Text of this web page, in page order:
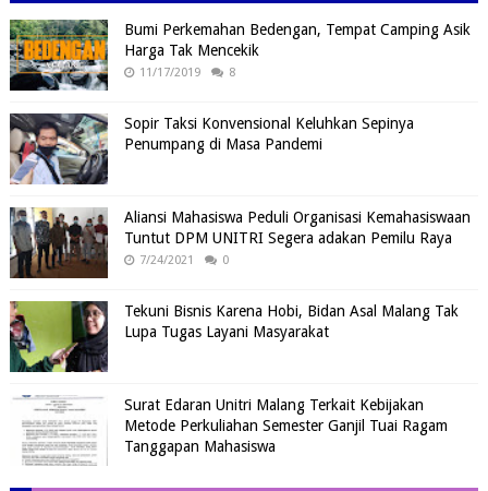
Bumi Perkemahan Bedengan, Tempat Camping Asik
Harga Tak Mencekik
11/17/2019 8
Sopir Taksi Konvensional Keluhkan Sepinya
Penumpang di Masa Pandemi
Aliansi Mahasiswa Peduli Organisasi Kemahasiswaan
Tuntut DPM UNITRI Segera adakan Pemilu Raya
7/24/2021 0
Tekuni Bisnis Karena Hobi, Bidan Asal Malang Tak
Lupa Tugas Layani Masyarakat
Surat Edaran Unitri Malang Terkait Kebijakan
Metode Perkuliahan Semester Ganjil Tuai Ragam
Tanggapan Mahasiswa